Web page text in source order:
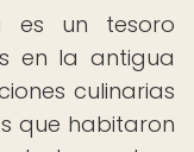
es un tesoro
en la antigua
culinarias
que habitaron